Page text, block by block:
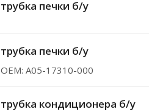
трубка печки б/у
трубка печки б/у
ОЕМ: A05-17310-000
трубка кондиционера б/у